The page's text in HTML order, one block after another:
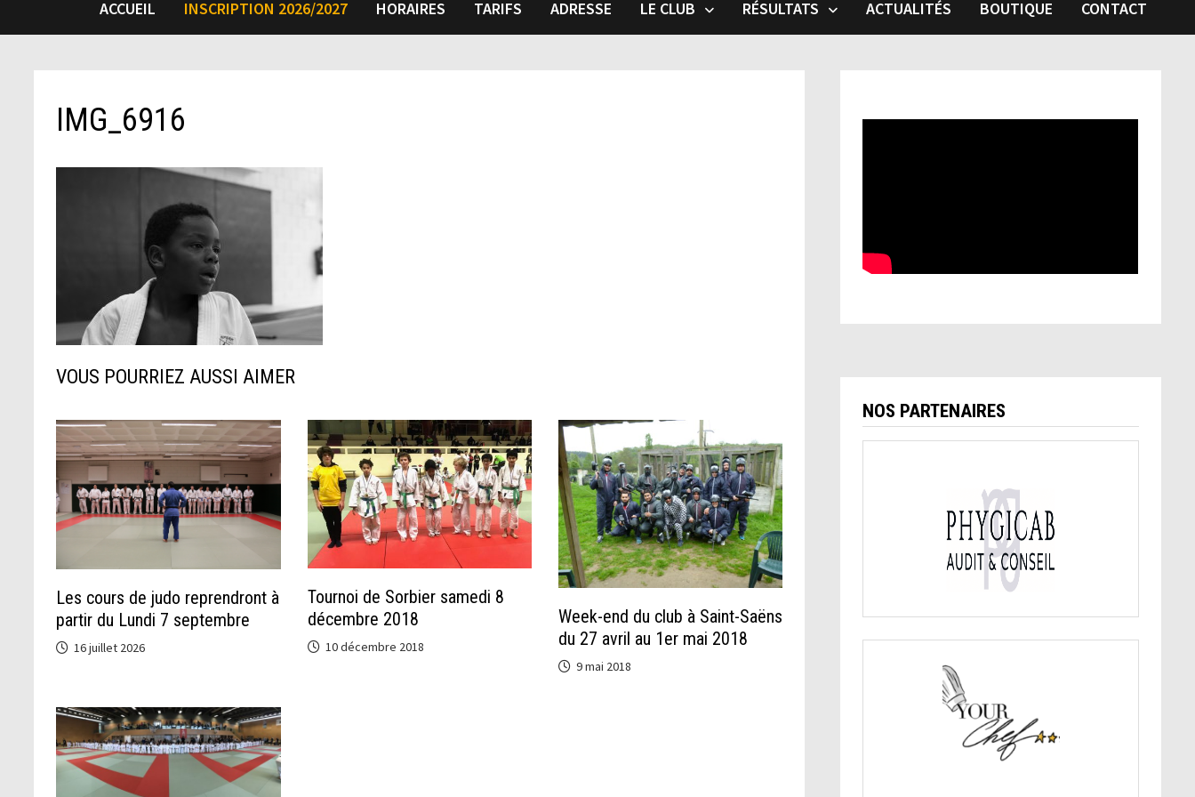
ACCUEIL INSCRIPTION 2026/2027 HORAIRES TARIFS ADRESSE LE CLUB RÉSULTATS ACTUALITÉS BOUTIQUE CONTACT
IMG_6916
VOUS POURRIEZ AUSSI AIMER
Les cours de judo reprendront à
partir du Lundi 7 septembre
16 juillet 2026
Tournoi de Sorbier samedi 8
décembre 2018
10 décembre 2018
Week-end du club à Saint-Saëns
du 27 avril au 1er mai 2018
9 mai 2018
NOS PARTENAIRES